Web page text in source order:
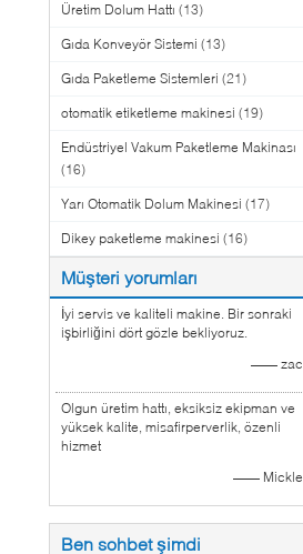
Üretim Dolum Hattı (13)
Gıda Konveyör Sistemi (13)
Gıda Paketleme Sistemleri (21)
otomatik etiketleme makinesi (19)
Endüstriyel Vakum Paketleme Makinası
(16)
Yarı Otomatik Dolum Makinesi (17)
Dikey paketleme makinesi (16)
Müşteri yorumları
İyi servis ve kaliteli makine. Bir sonraki
işbirliğini dört gözle bekliyoruz.
—— zac
Olgun üretim hattı, eksiksiz ekipman ve
yüksek kalite, misafirperverlik, özenli
hizmet
—— Mickle
Ben sohbet şimdi